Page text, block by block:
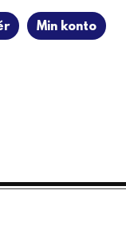
Min konto